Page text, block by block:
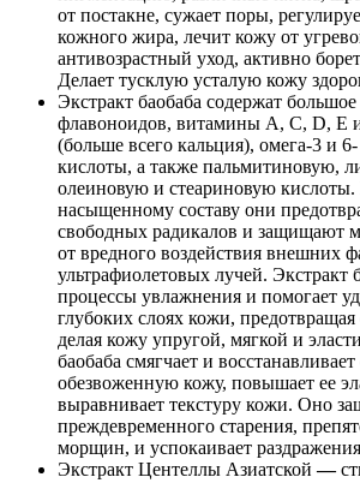
от постакне, сужает поры,
кожного жира, лечит кожу от
антивозрастный уход, активно
Делает тусклую усталую кожу
Экстракт баобаба содержат большое
флавоноидов, витамины A, С, D, E
(больше всего кальция), омега-3 и
кислоты, а также пальмитиновую,
олеиновую и стеариновую кислоты.
насыщенному составу они
свободных радикалов и защищают
от вредного воздействия внешних
ультрафиолетовых лучей. Экстракт
процессы увлажнения и помогает
глубоких слоях кожи,
делая кожу упругой, мягкой и
баобаба смягчает и
обезвоженную кожу, повышает ее
выравнивает текстуру кожи. Оно
преждевременного старения,
морщин, и успокаивает
Экстракт Центеллы Азиатской —